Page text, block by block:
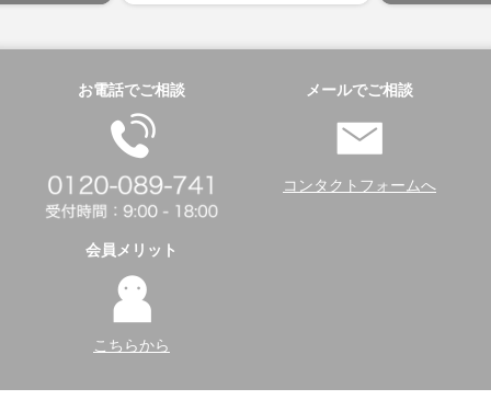
お電話でご相談 メールでご相談
コンタクトフォームへ
会員メリット
こちらから